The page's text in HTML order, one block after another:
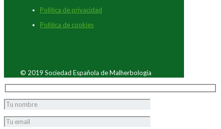
Política de privacidad
Política de cookies
© 2019 Sociedad Española de Malherbología